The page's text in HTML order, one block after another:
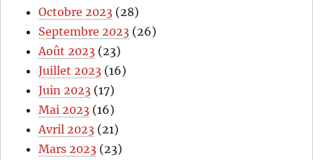
Octobre 2023 (28)
Septembre 2023 (26)
Août 2023 (23)
Juillet 2023 (16)
Juin 2023 (17)
Mai 2023 (16)
Avril 2023 (21)
Mars 2023 (23)